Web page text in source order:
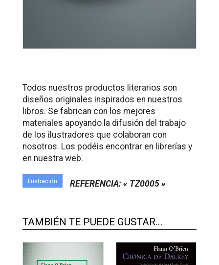
Todos nuestros productos literarios son
diseños originales inspirados en nuestros
libros. Se fabrican con los mejores
materiales apoyando la difusión del trabajo
de los ilustradores que colaboran con
nosotros. Los podéis encontrar en librerías y
en nuestra web.
Ilustración REFERENCIA: « TZ0005 »
TAMBIÉN TE PUEDE GUSTAR...